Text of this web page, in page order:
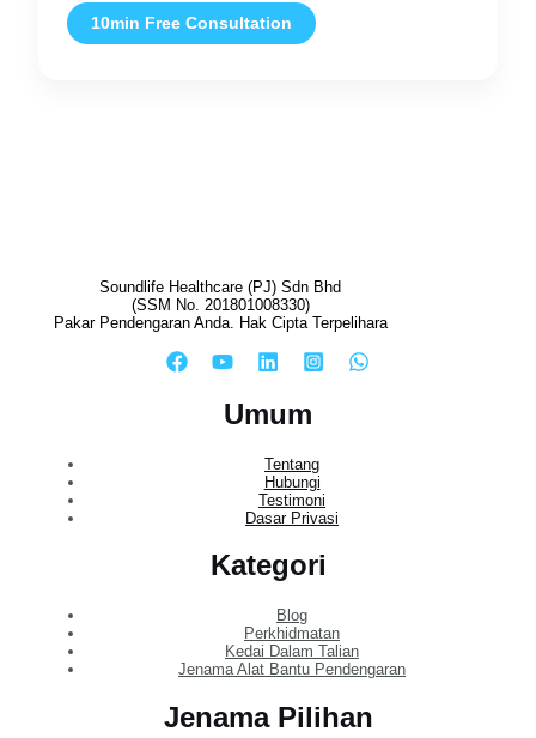
10min Free Consultation
Soundlife Healthcare (PJ) Sdn Bhd
(SSM No. 201801008330)
Pakar Pendengaran Anda. Hak Cipta Terpelihara
Umum
Tentang
Hubungi
Testimoni
Dasar Privasi
Kategori
Blog
Perkhidmatan
Kedai Dalam Talian
Jenama Alat Bantu Pendengaran
Jenama Pilihan